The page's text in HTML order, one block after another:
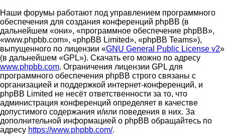
Наши форумы работают под управлением программного
обеспечения для создания конференций phpBB (в
дальнейшем «они», «программное обеспечение phpBB»,
«www.phpbb.com», «phpBB Limited», «phpBB Teams»),
выпущенного по лицензии «GNU General Public License v2»
(в дальнейшем «GPL»). Скачать его можно по адресу
www.phpbb.com. Ограничения лицензии GPL для
программного обеспечения phpBB строго связаны с
организацией и поддержкой интернет-конференций, и
phpBB Limited не несёт ответственности за то, что
администрация конференций определяет в качестве
допустимого содержания и/или поведения в них. За
дополнительной информацией о phpBB обращайтесь по
адресу https://www.phpbb.com/.